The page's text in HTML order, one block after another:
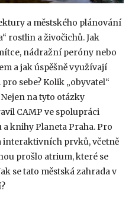
a městského plánování
rostlin a živočichů. Jak
nádražní peróny nebo
a jak úspěšně využívají
sebe? Kolik „obyvatel“
na tyto otázky
CAMP ve spolupráci
knihy Planeta Praha. Pro
interaktivních prvků, včetně
prošlo atrium, které se
se tato městská zahrada v